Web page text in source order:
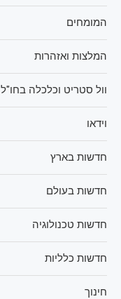
המומחים
המלצות ואזהרות
וול סטריט וכלכלה בחו"ל
וידאו
חדשות בארץ
חדשות בעולם
חדשות טכנולוגיה
חדשות כלליות
חינוך